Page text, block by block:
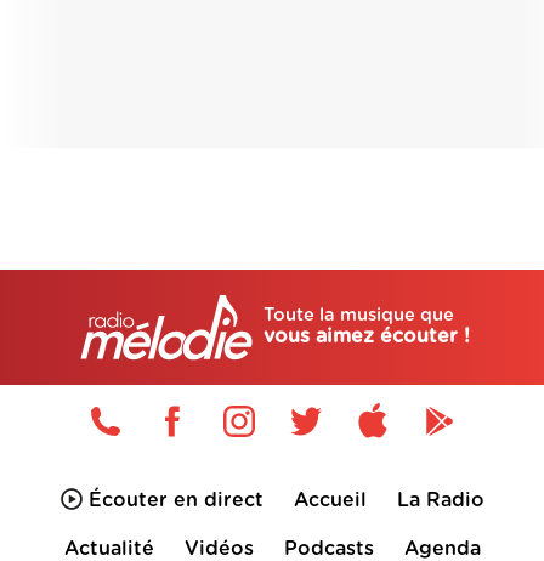
Toute la musique que
vous aimez écouter !
Écouter en direct Accueil La Radio
Actualité Vidéos Podcasts Agenda